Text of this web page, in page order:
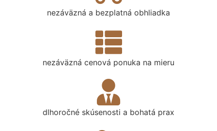
nezáväzná a bezplatná obhliadka
nezáväzná cenová ponuka na mieru
dlhoročné skúsenosti a bohatá prax